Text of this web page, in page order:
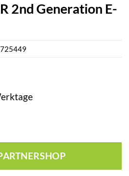
2nd Generation E-